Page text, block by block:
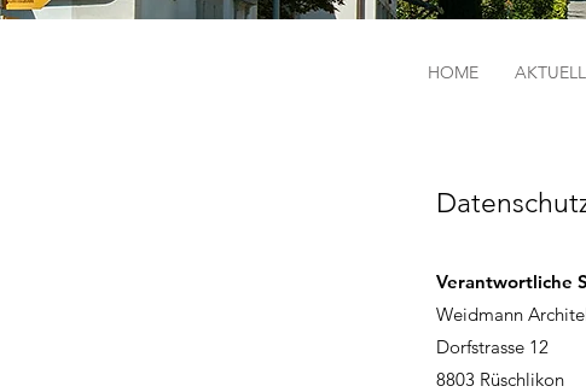
HOME AKTUELL
Verantwortliche
Weidmann
Dorfstrasse 12
8803 Rüschlikon